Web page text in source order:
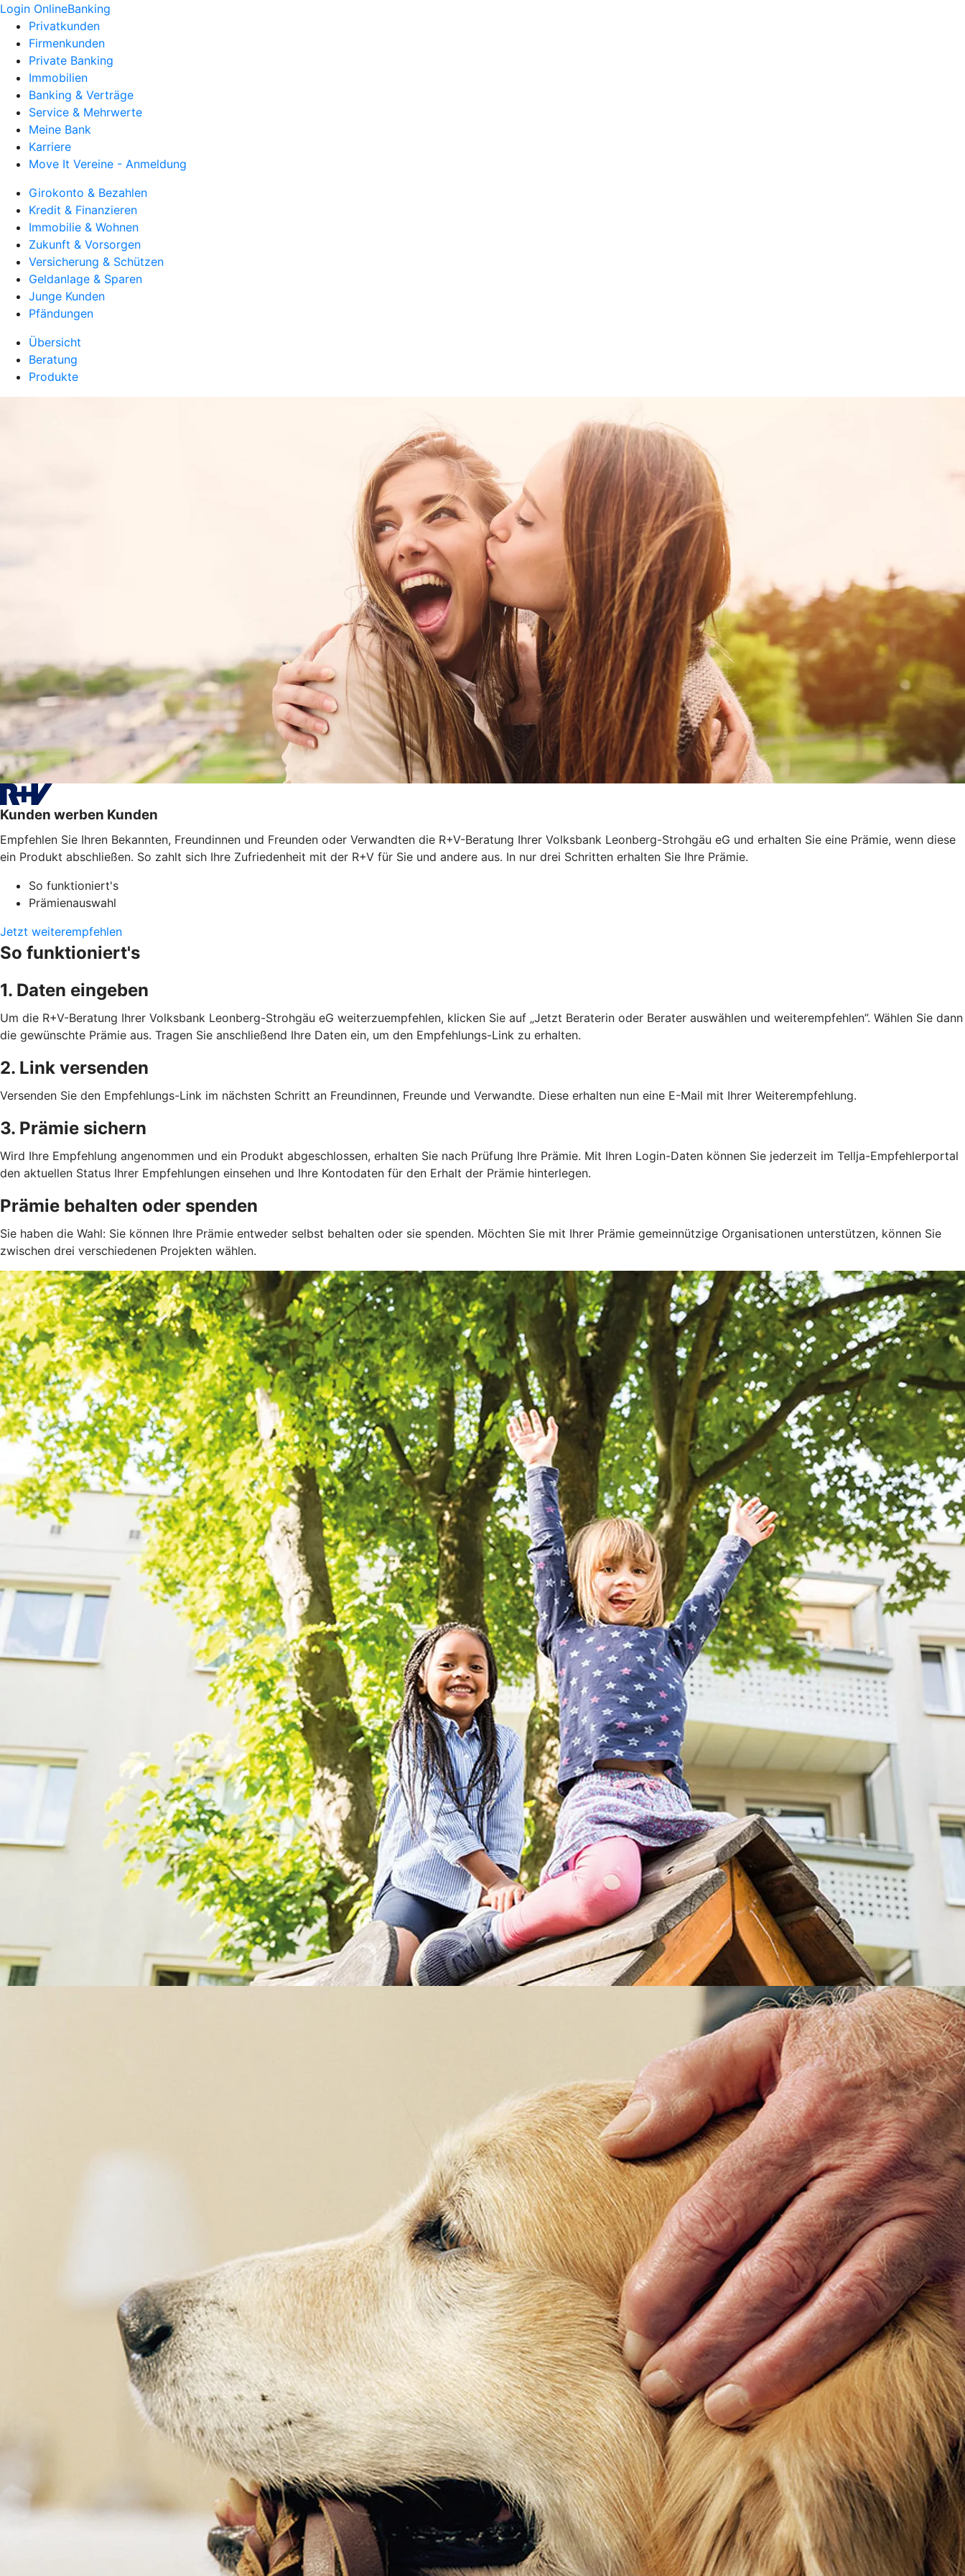
Login OnlineBanking
Privatkunden
Firmenkunden
Private Banking
Immobilien
Banking & Verträge
Service & Mehrwerte
Meine Bank
Karriere
Move It Vereine - Anmeldung
Girokonto & Bezahlen
Kredit & Finanzieren
Immobilie & Wohnen
Zukunft & Vorsorgen
Versicherung & Schützen
Geldanlage & Sparen
Junge Kunden
Pfändungen
Übersicht
Beratung
Produkte
Kunden werben Kunden
Empfehlen Sie Ihren Bekannten, Freundinnen und Freunden oder Verwandten die R+V-Beratung Ihrer Volksbank Leonberg-Strohgäu eG und erhalten Sie eine Prämie, wenn diese
ein Produkt abschließen. So zahlt sich Ihre Zufriedenheit mit der R+V für Sie und andere aus. In nur drei Schritten erhalten Sie Ihre Prämie.
So funktioniert's
Prämienauswahl
Jetzt weiterempfehlen
So funktioniert's
1. Daten eingeben
Um die R+V-Beratung Ihrer Volksbank Leonberg-Strohgäu eG weiterzuempfehlen, klicken Sie auf „Jetzt Beraterin oder Berater auswählen und weiterempfehlen”. Wählen Sie dann
die gewünschte Prämie aus. Tragen Sie anschließend Ihre Daten ein, um den Empfehlungs-Link zu erhalten.
2. Link versenden
Versenden Sie den Empfehlungs-Link im nächsten Schritt an Freundinnen, Freunde und Verwandte. Diese erhalten nun eine E-Mail mit Ihrer Weiterempfehlung.
3. Prämie sichern
Wird Ihre Empfehlung angenommen und ein Produkt abgeschlossen, erhalten Sie nach Prüfung Ihre Prämie. Mit Ihren Login-Daten können Sie jederzeit im Tellja-Empfehlerportal
den aktuellen Status Ihrer Empfehlungen einsehen und Ihre Kontodaten für den Erhalt der Prämie hinterlegen.
Prämie behalten oder spenden
Sie haben die Wahl: Sie können Ihre Prämie entweder selbst behalten oder sie spenden. Möchten Sie mit Ihrer Prämie gemeinnützige Organisationen unterstützen, können Sie
zwischen drei verschiedenen Projekten wählen.